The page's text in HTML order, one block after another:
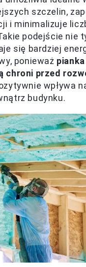
szczelin,
i minimalizuje
podejście nie
się bardziej
ponieważ pianka
chroni przed
wpływa
budynku.